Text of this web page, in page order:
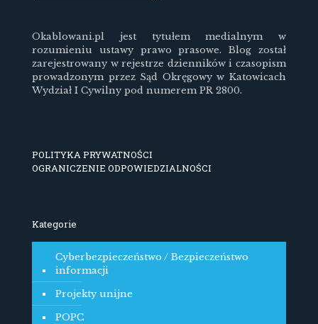
Okablowani.pl jest tytułem medialnym w
rozumieniu ustawy prawo prasowe. Blog został
zarejestrowany w rejestrze dzienników i czasopism
prowadzonym przez Sąd Okręgowy w Katowicach
Wydział I Cywilny pod numerem PR 2800.
POLITYKA PRYWATNOŚCI
OGRANICZENIE ODPOWIEDZIALNOŚCI
Kategorie
Cyberbezpieczeństwo / Bezpieczeństwo
informacji
Projekty unijne
POPC